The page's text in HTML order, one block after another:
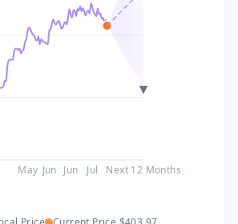
May Jun Jun Jul Next 12 Months